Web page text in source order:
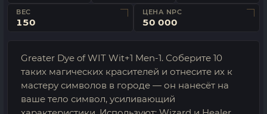
ВЕС
150
ЦЕНА NPC
50 000
Greater Dye of WIT Wit+1 Men-1. Соберите 10
таких магических красителей и отнесите их к
мастеру символов в городе — он нанесёт на
ваше тело символ, усиливающий